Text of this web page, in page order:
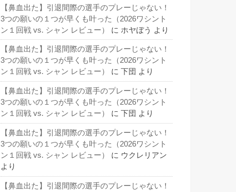
【鼻血出た】引退間際の選手のプレーじゃない！
3つの願いの１つが早くも叶った（2026ワシント
ン１回戦 vs. シャン レビュー）
に ホヤぼう より
【鼻血出た】引退間際の選手のプレーじゃない！
3つの願いの１つが早くも叶った（2026ワシント
ン１回戦 vs. シャン レビュー）
に 下団 より
【鼻血出た】引退間際の選手のプレーじゃない！
3つの願いの１つが早くも叶った（2026ワシント
ン１回戦 vs. シャン レビュー）
に 下団 より
【鼻血出た】引退間際の選手のプレーじゃない！
3つの願いの１つが早くも叶った（2026ワシント
ン１回戦 vs. シャン レビュー）
に ウクレリアン
より
【鼻血出た】引退間際の選手のプレーじゃない！